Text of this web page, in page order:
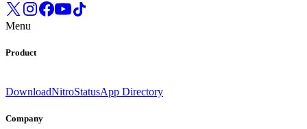
Menu
Product
DownloadNitroStatusApp Directory
Company